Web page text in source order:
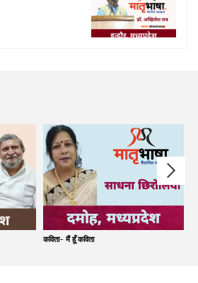
कविता- मैं हूँ कविता